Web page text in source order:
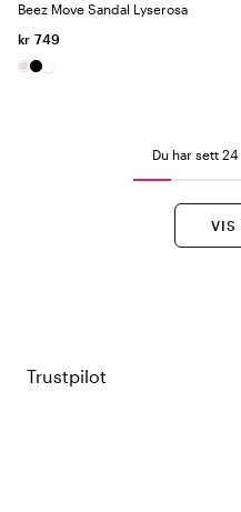
Beez Move Sandal Lyserosa
kr 749
Du har sett
VIS
Trustpilot